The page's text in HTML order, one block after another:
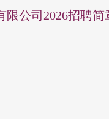
限公司2026招聘简